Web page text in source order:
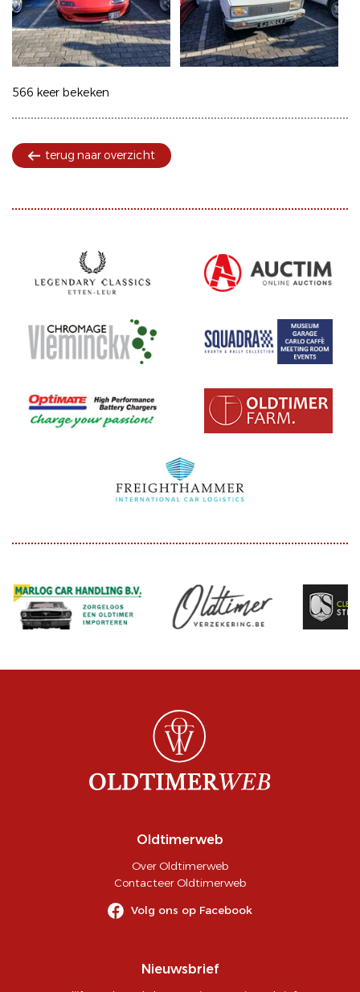
566 keer bekeken
terug naar overzicht
Oldtimerweb
Over Oldtimerweb
Contacteer Oldtimerweb
Volg ons op Facebook
Nieuwsbrief